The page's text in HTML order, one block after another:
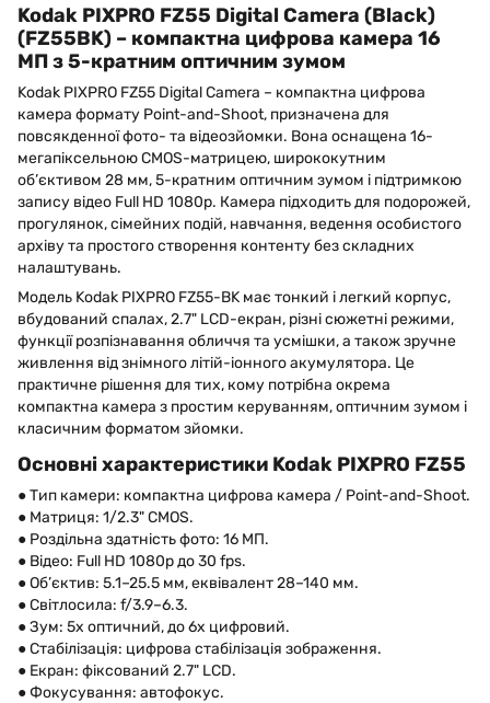
Kodak PIXPRO FZ55 Digital Camera (Black)
(FZ55BK) – компактна цифрова камера 16
МП з 5-кратним оптичним зумом
Kodak PIXPRO FZ55 Digital Camera – компактна цифрова
камера формату Point-and-Shoot, призначена для
повсякденної фото- та відеозйомки. Вона оснащена 16-
мегапіксельною CMOS-матрицею, ширококутним
об’єктивом 28 мм, 5-кратним оптичним зумом і підтримкою
запису відео Full HD 1080p. Камера підходить для подорожей,
прогулянок, сімейних подій, навчання, ведення особистого
архіву та простого створення контенту без складних
налаштувань.
Модель Kodak PIXPRO FZ55-BK має тонкий і легкий корпус,
вбудований спалах, 2.7" LCD-екран, різні сюжетні режими,
функції розпізнавання обличчя та усмішки, а також зручне
живлення від знімного літій-іонного акумулятора. Це
практичне рішення для тих, кому потрібна окрема
компактна камера з простим керуванням, оптичним зумом і
класичним форматом зйомки.
Основні характеристики Kodak PIXPRO FZ55
● Тип камери: компактна цифрова камера / Point-and-Shoot.
● Матриця: 1/2.3" CMOS.
● Роздільна здатність фото: 16 МП.
● Відео: Full HD 1080p до 30 fps.
● Об’єктив: 5.1–25.5 мм, еквівалент 28–140 мм.
● Світлосила: f/3.9–6.3.
● Зум: 5x оптичний, до 6x цифровий.
● Стабілізація: цифрова стабілізація зображення.
● Екран: фіксований 2.7" LCD.
● Фокусування: автофокус.